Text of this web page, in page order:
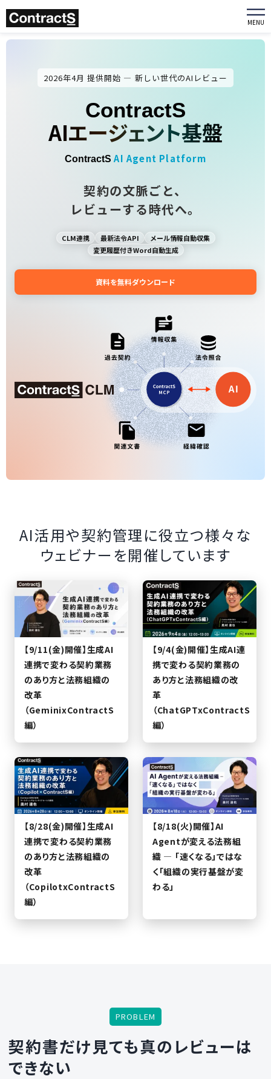
MENU
2026年4月 提供開始 ― 新しい世代のAIレビュー
ContractS
AIエージェント基盤
ContractS AI Agent Platform
契約の文脈ごと、
レビューする時代へ。
CLM連携 最新法令API
メール情報自動収集
変更履歴付きWord自動生成
資料を無料ダウンロード
AI活用や契約管理に役立つ様々な
ウェビナーを開催しています
【9/11(金)開催】生成AI
連携で変わる契約業務
のあり方と法務組織の
改革
（GeminixContractS
編）
【9/4(金)開催】生成AI連
携で変わる契約業務の
あり方と法務組織の改
革
（ChatGPTxContractS
編）
【8/28(金)開催】生成AI
連携で変わる契約業務
のあり方と法務組織の
改革
（CopilotxContractS
編）
【8/18(火)開催】AI
Agentが変える法務組
織 — 「速くなる」ではな
く「組織の実行基盤が変
わる」
PROBLEM
契約書だけ見ても真のレビューは
できない